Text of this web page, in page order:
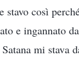
così
e ingannato
mi stava